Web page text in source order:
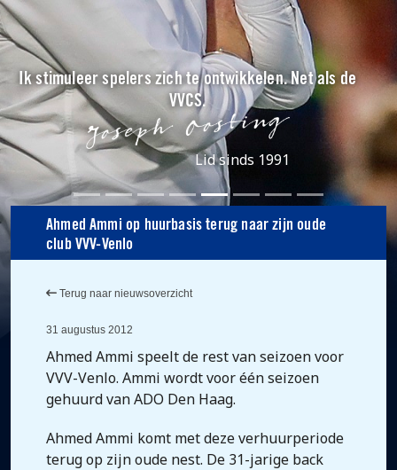
Ik stimuleer spelers zich te ontwikkelen. Net als de
VVCS.
Lid sinds 1991
Ahmed Ammi op huurbasis terug naar zijn oude
club VVV-Venlo
Terug naar nieuwsoverzicht
31 augustus 2012
Ahmed Ammi speelt de rest van seizoen voor
VVV-Venlo. Ammi wordt voor één seizoen
gehuurd van ADO Den Haag.
Ahmed Ammi komt met deze verhuurperiode
terug op zijn oude nest. De 31-jarige back